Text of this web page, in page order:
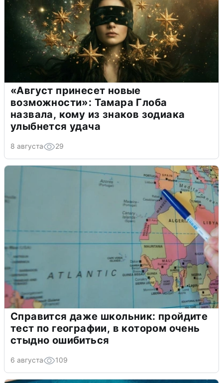
«Август принесет новые
возможности»: Тамара Глоба
назвала, кому из знаков зодиака
улыбнется удача
8 августа 29
Справится даже школьник: пройдите
тест по географии, в котором очень
стыдно ошибиться
6 августа 109